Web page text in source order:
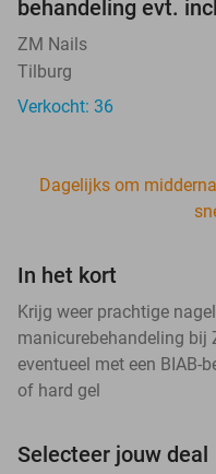
behandeling evt.
ZM Nails
Tilburg
Verkocht: 36
Dagelijks om
In het kort
Krijg weer prachtige
manicurebehandeling bij
eventueel met een BIAB-
of hard gel
Selecteer jouw deal